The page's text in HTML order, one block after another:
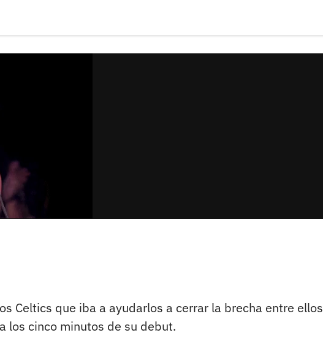
Celtics que iba a ayudarlos a cerrar la brecha entre
los cinco minutos de su debut.